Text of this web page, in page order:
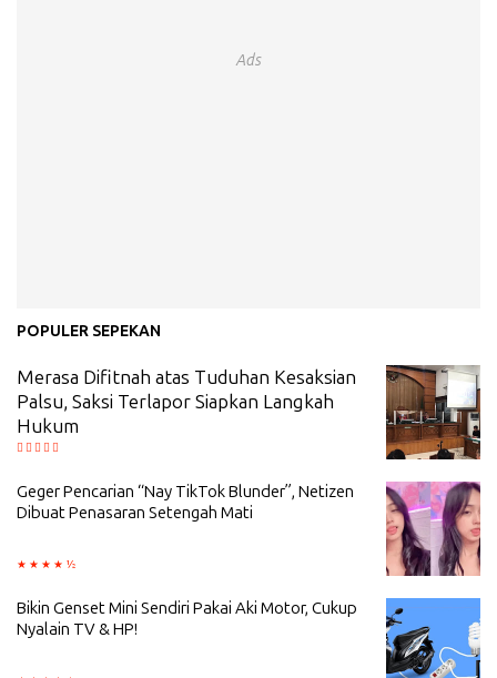
Ads
POPULER SEPEKAN
Merasa Difitnah atas Tuduhan Kesaksian
Palsu, Saksi Terlapor Siapkan Langkah
Hukum
Geger Pencarian “Nay TikTok Blunder”, Netizen
Dibuat Penasaran Setengah Mati
Bikin Genset Mini Sendiri Pakai Aki Motor, Cukup
Nyalain TV & HP!